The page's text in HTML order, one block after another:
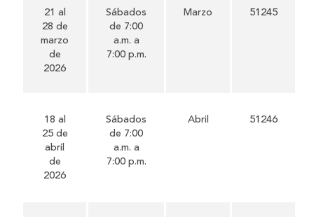
21 al
28 de
marzo
de
2026
Sábados
de 7:00
a.m. a
7:00 p.m.
Marzo 51245
18 al
25 de
abril
de
2026
Sábados
de 7:00
a.m. a
7:00 p.m.
Abril 51246